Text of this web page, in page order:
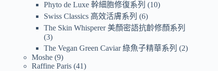
Phyto de Luxe 幹細胞修復系列
10
Swiss Classics 高效活膚系列
6
The Skin Whisperer 美顏密語抗齡修顏系列
3
The Vegan Green Caviar 綠魚子精華系列
2
Moshe 9
Raffine Paris 41